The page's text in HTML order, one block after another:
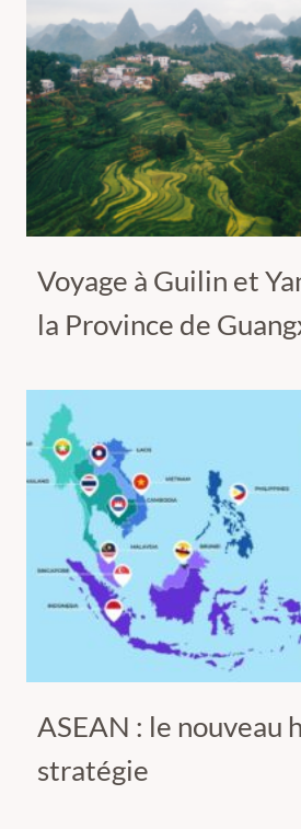
Voyage à Guilin et
la Province de
ASEAN : le nouveau
stratégie